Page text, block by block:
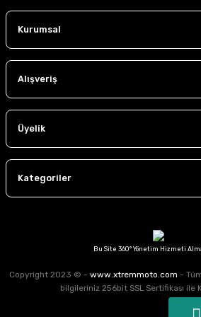
Kurumsal
Alışveriş
Üyelik
Kategoriler
Bu Site 360° Yönetim Hizmeti
Copyright 2023 © - www.xtremmoto.com -
bilgileriniz 256bit SSL Sertifikası ile